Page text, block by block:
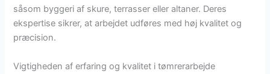
såsom byggeri af skure, terrasser eller altaner. Deres
ekspertise sikrer, at arbejdet udføres med høj kvalitet og
præcision.
Vigtigheden af erfaring og kvalitet i tømrerarbejde